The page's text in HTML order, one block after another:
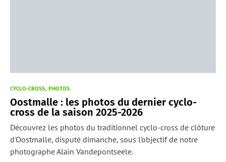
CYCLO-CROSS PHOTOS
Oostmalle : les photos du dernier cyclo-
cross de la saison 2025-2026
Découvrez les photos du traditionnel cyclo-cross de clôture
d'Oostmalle, disputé dimanche, sous l'objectif de notre
photographe Alain Vandepontseele.